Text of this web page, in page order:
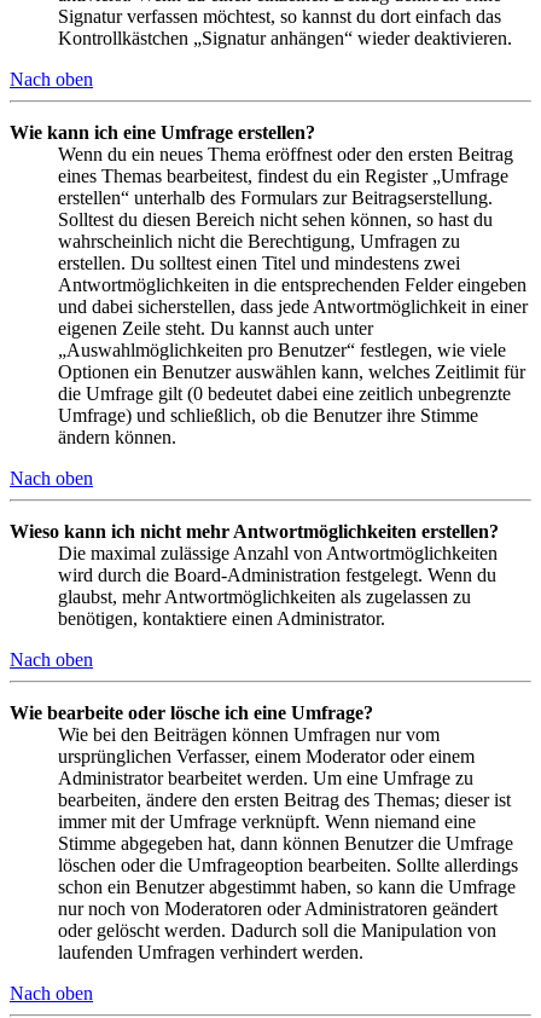
Signatur verfassen möchtest, so kannst du dort einfach das
Kontrollkästchen „Signatur anhängen“ wieder deaktivieren.
Nach oben
Wie kann ich eine Umfrage erstellen?
Wenn du ein neues Thema eröffnest oder den ersten Beitrag
eines Themas bearbeitest, findest du ein Register „Umfrage
erstellen“ unterhalb des Formulars zur Beitragserstellung.
Solltest du diesen Bereich nicht sehen können, so hast du
wahrscheinlich nicht die Berechtigung, Umfragen zu
erstellen. Du solltest einen Titel und mindestens zwei
Antwortmöglichkeiten in die entsprechenden Felder eingeben
und dabei sicherstellen, dass jede Antwortmöglichkeit in einer
eigenen Zeile steht. Du kannst auch unter
„Auswahlmöglichkeiten pro Benutzer“ festlegen, wie viele
Optionen ein Benutzer auswählen kann, welches Zeitlimit für
die Umfrage gilt (0 bedeutet dabei eine zeitlich unbegrenzte
Umfrage) und schließlich, ob die Benutzer ihre Stimme
ändern können.
Nach oben
Wieso kann ich nicht mehr Antwortmöglichkeiten erstellen?
Die maximal zulässige Anzahl von Antwortmöglichkeiten
wird durch die Board-Administration festgelegt. Wenn du
glaubst, mehr Antwortmöglichkeiten als zugelassen zu
benötigen, kontaktiere einen Administrator.
Nach oben
Wie bearbeite oder lösche ich eine Umfrage?
Wie bei den Beiträgen können Umfragen nur vom
ursprünglichen Verfasser, einem Moderator oder einem
Administrator bearbeitet werden. Um eine Umfrage zu
bearbeiten, ändere den ersten Beitrag des Themas; dieser ist
immer mit der Umfrage verknüpft. Wenn niemand eine
Stimme abgegeben hat, dann können Benutzer die Umfrage
löschen oder die Umfrageoption bearbeiten. Sollte allerdings
schon ein Benutzer abgestimmt haben, so kann die Umfrage
nur noch von Moderatoren oder Administratoren geändert
oder gelöscht werden. Dadurch soll die Manipulation von
laufenden Umfragen verhindert werden.
Nach oben